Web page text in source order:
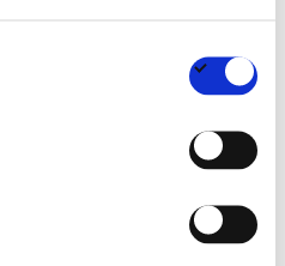
und
und gute